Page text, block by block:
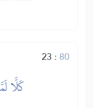
23 : 80
كَلَّا